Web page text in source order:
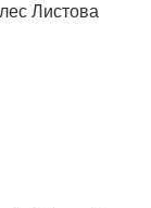
Листова